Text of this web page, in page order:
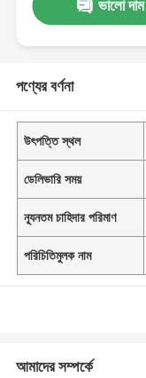
ভালো দাম
পণ্যের বর্ণনা
উৎপত্তি স্থল
ডেলিভারি সময়
ন্যূনতম চাহিদার পরিমাণ
পরিচিতিমুলক নাম
আমাদের সম্পর্কে